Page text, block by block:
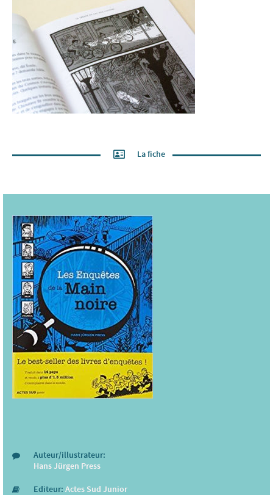
La fiche
Auteur/illustrateur:
Hans Jürgen Press
Editeur: Actes Sud Junior